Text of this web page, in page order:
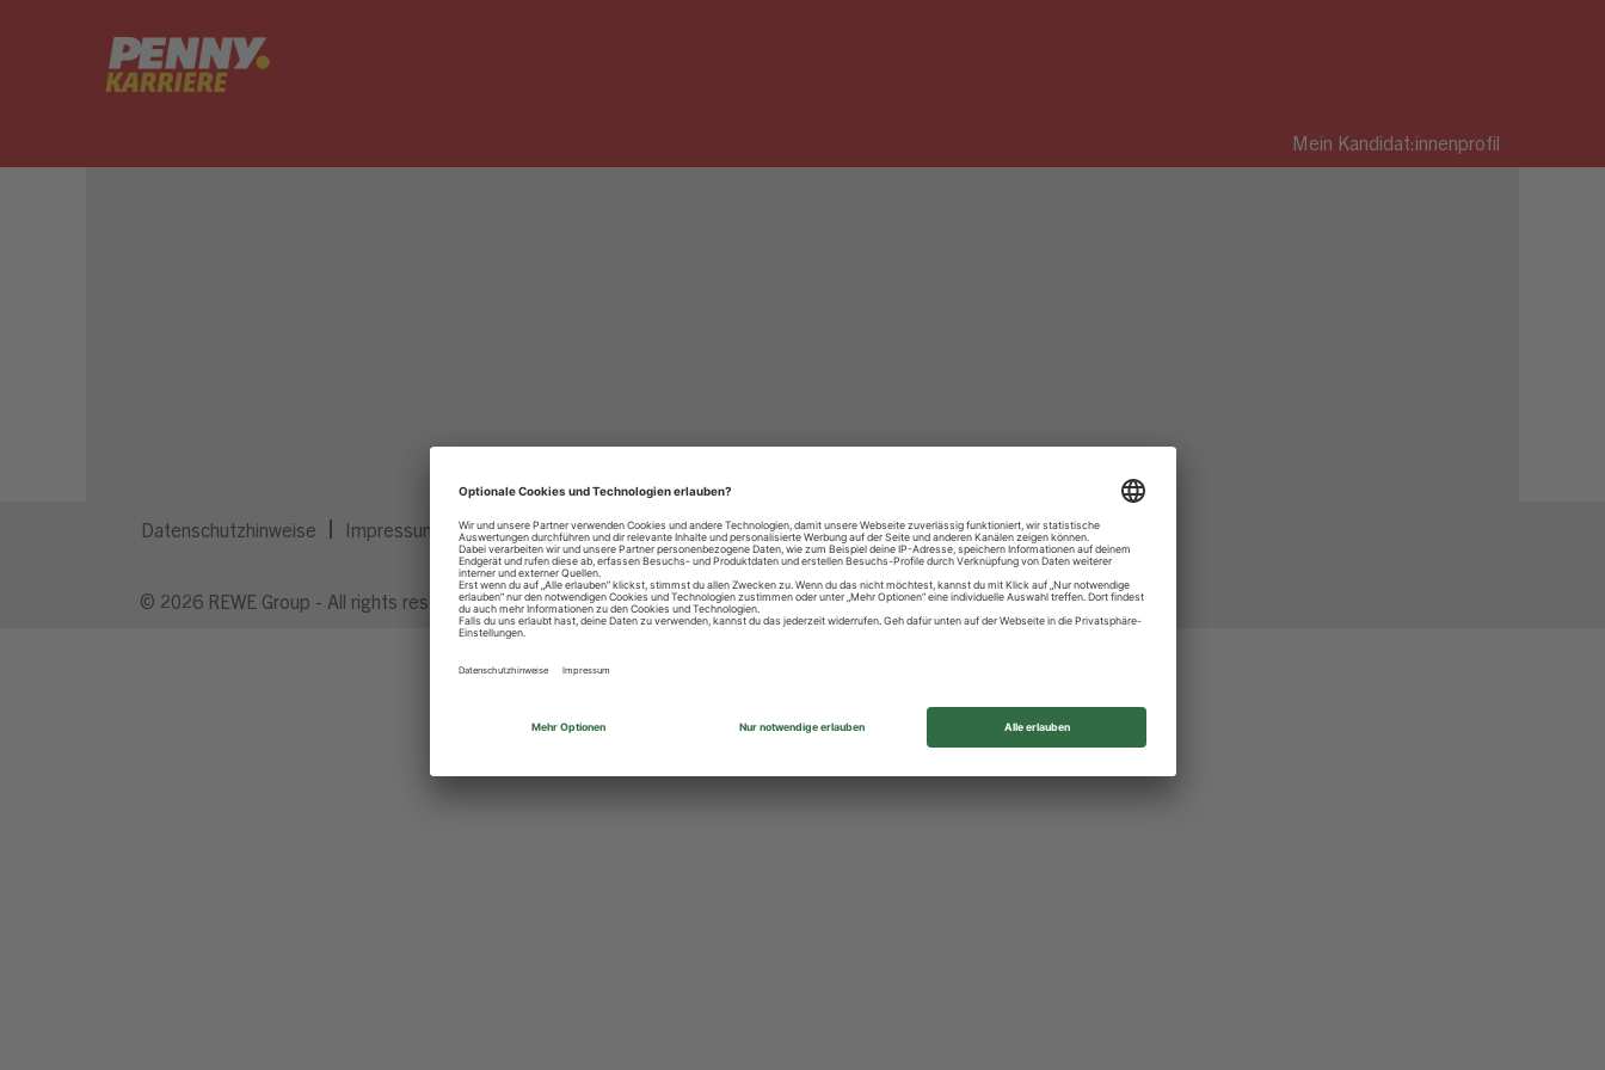
Mein Kandidat:innenprofil
Datenschutzhinweise Impressum Privatsphäre-Einstellungen
© 2026 REWE Group - All rights reserved